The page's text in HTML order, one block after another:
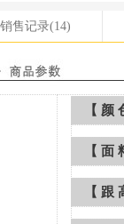
销售记录(14)
【 颜
【 面
【 跟